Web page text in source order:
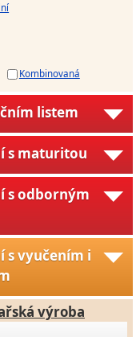
Kombinovaná
listem
s maturitou
s odborným
s vyučením i
výroba